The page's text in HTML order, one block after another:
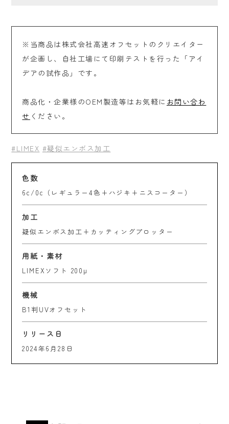
※当商品は株式会社高速オフセットのクリエイター
が企画し、自社工場にて印刷テストを行った「アイ
デアの試作品」です。
商品化・企業様のOEM製造等はお気軽に お問い合わ
せ ください。
#LIMEX #疑似エンボス加工
色数
6c/0c（レギュラー4色+ハジキ+ニスコーター）
加工
疑似エンボス加工+カッティングプロッター
用紙・素材
LIMEXソフト 200μ
機械
B1判UVオフセット
リリース日
2024年6月28日